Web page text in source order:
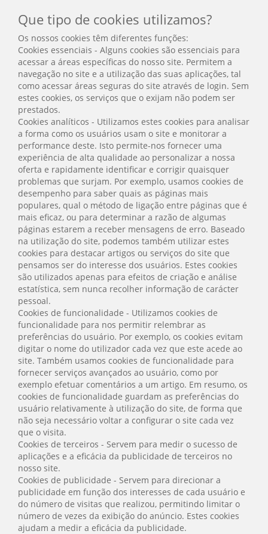
Que tipo de cookies utilizamos?
Os nossos cookies têm diferentes funções:
Cookies essenciais - Alguns cookies são essenciais para
acessar a áreas específicas do nosso site. Permitem a
navegação no site e a utilização das suas aplicações, tal
como acessar áreas seguras do site através de login. Sem
estes cookies, os serviços que o exijam não podem ser
prestados.
Cookies analíticos - Utilizamos estes cookies para analisar
a forma como os usuários usam o site e monitorar a
performance deste. Isto permite-nos fornecer uma
experiência de alta qualidade ao personalizar a nossa
oferta e rapidamente identificar e corrigir quaisquer
problemas que surjam. Por exemplo, usamos cookies de
desempenho para saber quais as páginas mais
populares, qual o método de ligação entre páginas que é
mais eficaz, ou para determinar a razão de algumas
páginas estarem a receber mensagens de erro. Baseado
na utilização do site, podemos também utilizar estes
cookies para destacar artigos ou serviços do site que
pensamos ser do interesse dos usuários. Estes cookies
são utilizados apenas para efeitos de criação e análise
estatística, sem nunca recolher informação de carácter
pessoal.
Cookies de funcionalidade - Utilizamos cookies de
funcionalidade para nos permitir relembrar as
preferências do usuário. Por exemplo, os cookies evitam
digitar o nome do utilizador cada vez que este acede ao
site. Também usamos cookies de funcionalidade para
fornecer serviços avançados ao usuário, como por
exemplo efetuar comentários a um artigo. Em resumo, os
cookies de funcionalidade guardam as preferências do
usuário relativamente à utilização do site, de forma que
não seja necessário voltar a configurar o site cada vez
que o visita.
Cookies de terceiros - Servem para medir o sucesso de
aplicações e a eficácia da publicidade de terceiros no
nosso site.
Cookies de publicidade - Servem para direcionar a
publicidade em função dos interesses de cada usuário e
do número de visitas que realizou, permitindo limitar o
número de vezes da exibição do anúncio. Estes cookies
ajudam a medir a eficácia da publicidade.